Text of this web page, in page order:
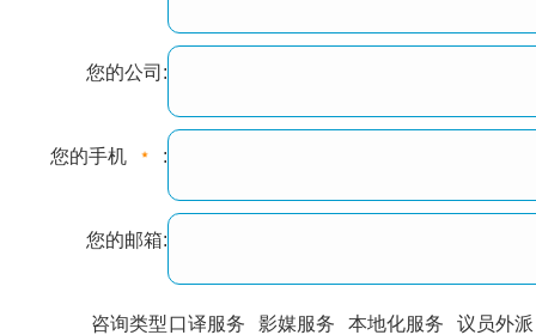
您的公司:
您的手机 :
您的邮箱:
咨询类型口译服务 影媒服务 本地化服务 议员外派